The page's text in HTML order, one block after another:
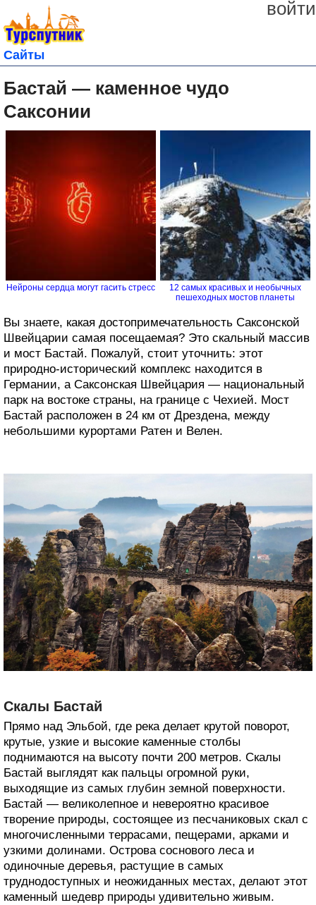
войти
Сайты
Бастай — каменное чудо
Саксонии
Нейроны сердца могут гасить стресс
12 самых красивых и необычных
пешеходных мостов планеты
Вы знаете, какая достопримечательность Саксонской
Швейцарии самая посещаемая? Это скальный массив
и мост Бастай. Пожалуй, стоит уточнить: этот
природно-исторический комплекс находится в
Германии, а Саксонская Швейцария — национальный
парк на востоке страны, на границе с Чехией. Мост
Бастай расположен в 24 км от Дрездена, между
небольшими курортами Ратен и Велен.
Скалы Бастай
Прямо над Эльбой, где река делает крутой поворот,
крутые, узкие и высокие каменные столбы
поднимаются на высоту почти 200 метров. Скалы
Бастай выглядят как пальцы огромной руки,
выходящие из самых глубин земной поверхности.
Бастай — великолепное и невероятно красивое
творение природы, состоящее из песчаниковых скал с
многочисленными террасами, пещерами, арками и
узкими долинами. Острова соснового леса и
одиночные деревья, растущие в самых
труднодоступных и неожиданных местах, делают этот
каменный шедевр природы удивительно живым.